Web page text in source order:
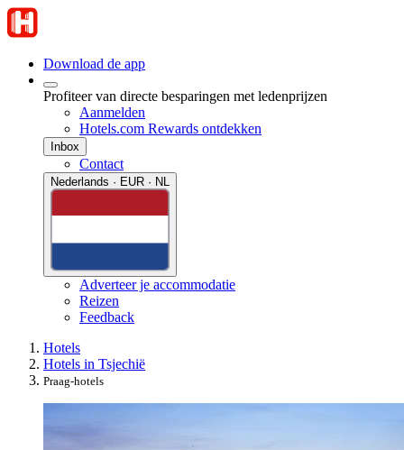
Download de app
Profiteer van directe besparingen met ledenprijzen
Aanmelden
Hotels.com Rewards ontdekken
Inbox
Contact
Nederlands · EUR · NL
Adverteer je accommodatie
Reizen
Feedback
Hotels
Hotels in Tsjechië
Praag-hotels